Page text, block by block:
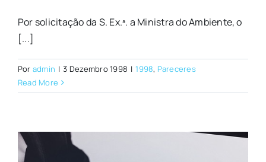
Por solicitação da S. Ex.ª. a Ministra do Ambiente, o
[...]
Por admin | 3 Dezembro 1998 | 1998, Pareceres
Read More